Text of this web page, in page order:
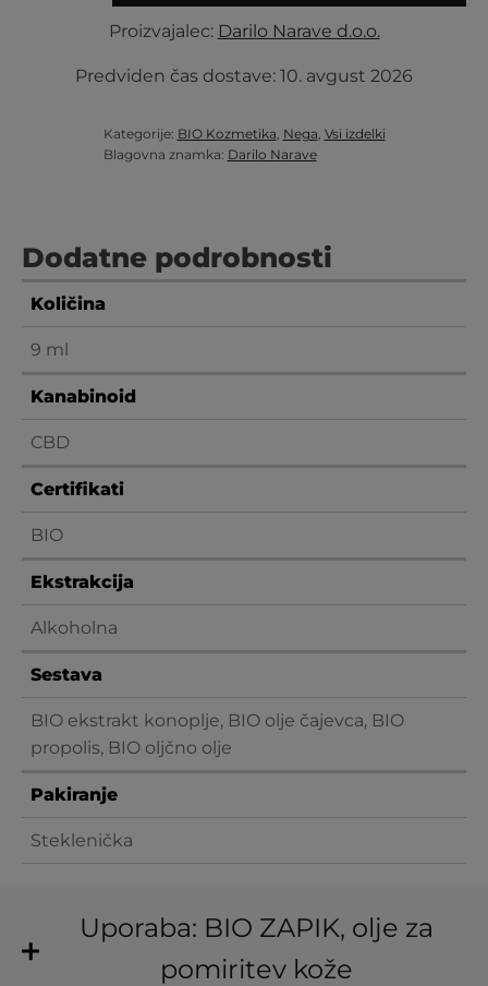
Proizvajalec: Darilo Narave d.o.o.
Predviden čas dostave: 10. avgust 2026
Kategorije: BIO Kozmetika, Nega, Vsi izdelki
Blagovna znamka: Darilo Narave
Dodatne podrobnosti
Količina
9 ml
Kanabinoid
CBD
Certifikati
BIO
Ekstrakcija
Alkoholna
Sestava
BIO ekstrakt konoplje, BIO olje čajevca, BIO
propolis, BIO oljčno olje
Pakiranje
Steklenička
Uporaba: BIO ZAPIK, olje za
pomiritev kože